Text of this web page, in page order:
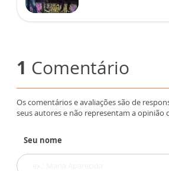
1 Comentário
Os comentários e avaliações são de
seus autores e não representam a opinião
Seu nome